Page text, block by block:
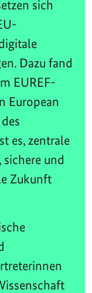
sich
Dazu fand
EUREF-
European
es, zentrale
und
Zukunft